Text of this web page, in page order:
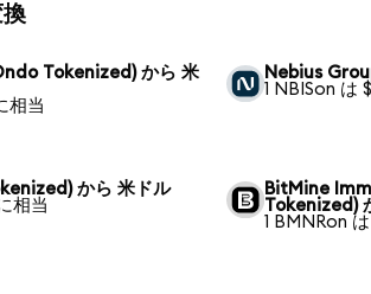
Tokenized) から 米
相当
Nebius
1 NBISon は
から 米ドル
相当
BitMine
Tokenized)
1 BMNRon